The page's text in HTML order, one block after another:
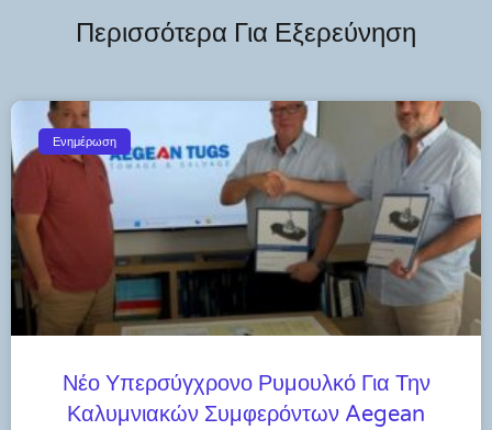
Περισσότερα Για Εξερεύνηση
Ενημέρωση
Νέο Υπερσύγχρονο Ρυμουλκό Για Την
Καλυμνιακών Συμφερόντων Aegean